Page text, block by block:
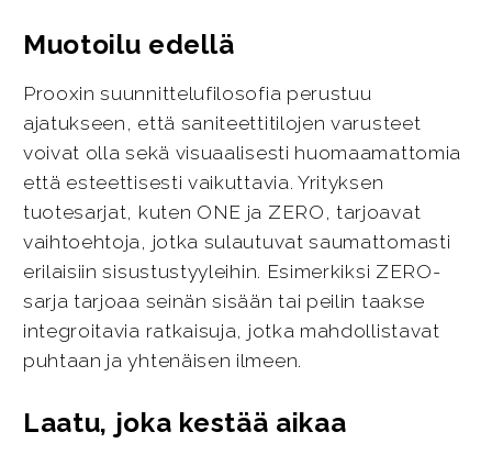
Muotoilu edellä
Prooxin suunnittelufilosofia perustuu
ajatukseen, että saniteettitilojen varusteet
voivat olla sekä visuaalisesti huomaamattomia
että esteettisesti vaikuttavia. Yrityksen
tuotesarjat, kuten ONE ja ZERO, tarjoavat
vaihtoehtoja, jotka sulautuvat saumattomasti
erilaisiin sisustustyyleihin. Esimerkiksi ZERO-
sarja tarjoaa seinän sisään tai peilin taakse
integroitavia ratkaisuja, jotka mahdollistavat
puhtaan ja yhtenäisen ilmeen.
Laatu, joka kestää aikaa